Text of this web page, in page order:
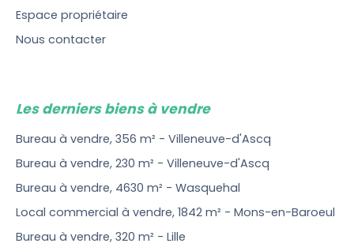
Espace propriétaire
Nous contacter
Les derniers biens à vendre
Bureau à vendre, 356 m² - Villeneuve-d'Ascq
Bureau à vendre, 230 m² - Villeneuve-d'Ascq
Bureau à vendre, 4630 m² - Wasquehal
Local commercial à vendre, 1842 m² - Mons-en-Baroeul
Bureau à vendre, 320 m² - Lille